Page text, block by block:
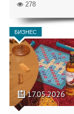
278
БИЗНЕС
17.05.2026